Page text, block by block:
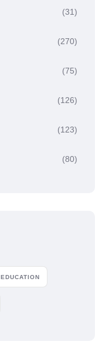
(31)
(270)
(75)
(126)
(123)
(80)
EDUCATION